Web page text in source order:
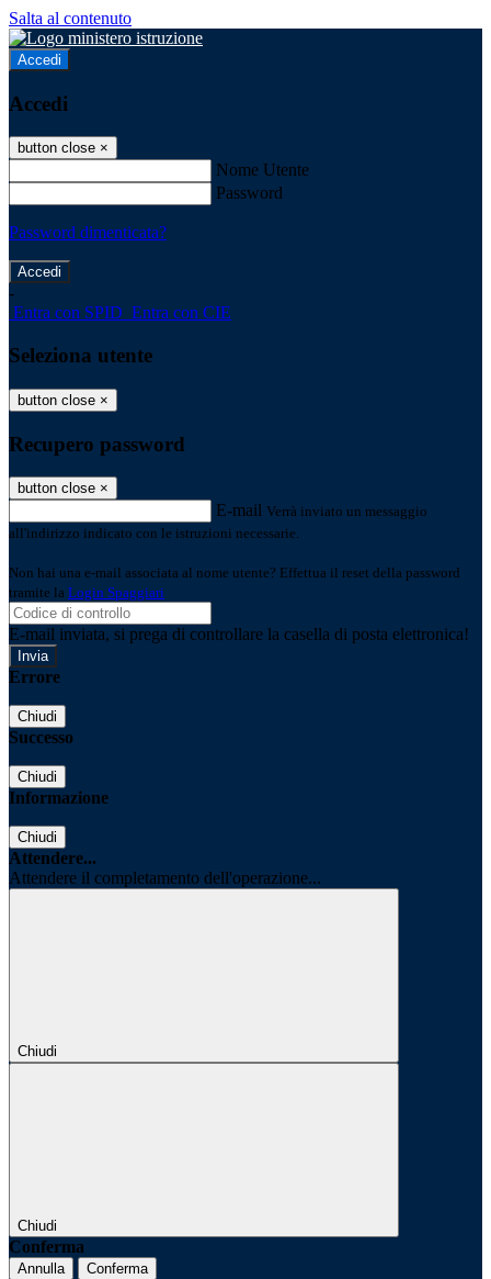
Salta al contenuto
Accedi
Accedi
button close ×
Nome Utente
Password
Password dimenticata?
-
Entra con SPID Entra con CIE
Seleziona utente
button close ×
Recupero password
button close ×
E-mail Verrà inviato un messaggio
all'indirizzo indicato con le istruzioni necessarie.
Non hai una e-mail associata al nome utente? Effettua il reset della password
tramite la Login Spaggiari
E-mail inviata, si prega di controllare la casella di posta elettronica!
Errore
Chiudi
Successo
Chiudi
Informazione
Chiudi
Attendere...
Attendere il completamento dell'operazione...
Chiudi
Chiudi
Conferma
Annulla Conferma